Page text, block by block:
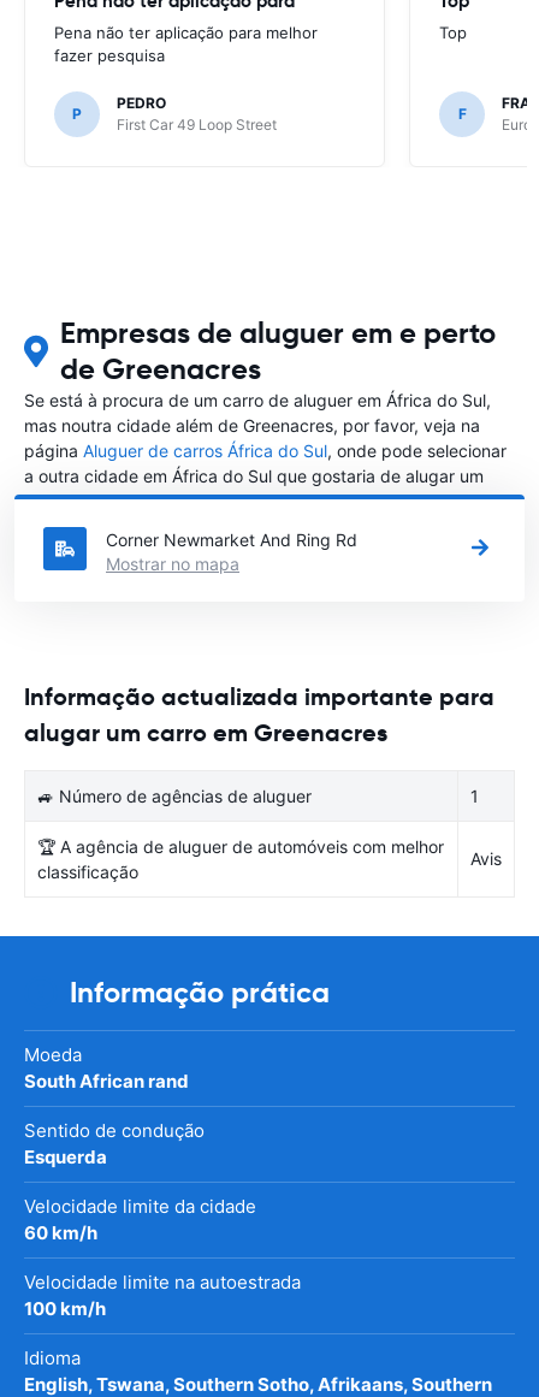
Pena não ter aplicação para melhor
fazer pesquisa
P
PEDRO
First Car 49 Loop Street
Top
F
Empresas de aluguer em e perto
de Greenacres
Se está à procura de um carro de aluguer em África do Sul,
mas noutra cidade além de Greenacres, por favor, veja na
página Aluguer de carros África do Sul, onde pode selecionar
a outra cidade em África do Sul que gostaria de alugar um
carro
Corner Newmarket And Ring Rd
Mostrar no mapa
Informação actualizada importante para
alugar um carro em Greenacres
🚙 Número de agências de aluguer 1
🏆 A agência de aluguer de automóveis com melhor
classificação
Avis
Informação prática
Moeda
South African rand
Sentido de condução
Esquerda
Velocidade limite da cidade
60 km/h
Velocidade limite na autoestrada
100 km/h
Idioma
English, Tswana, Southern Sotho, Afrikaans, Southern